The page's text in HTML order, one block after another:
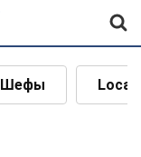
Шефы Local